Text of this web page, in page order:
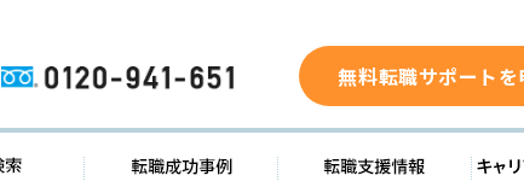
0120-941-651 無料転職サポート
求人検索 転職成功事例 転職支